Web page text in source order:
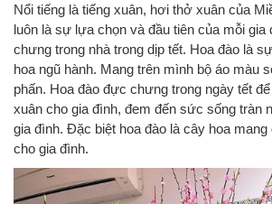
Nổi tiếng là tiếng xuân, hơi thở xuân của
luôn là sự lựa chọn và đầu tiên của mỗi
chưng trong nhà trong dịp tết. Hoa đào là
hoa ngũ hành. Mang trên mình bộ áo màu
phấn. Hoa đào đực chưng trong ngày tết
xuân cho gia đình, đem đến sức sống tràn
gia đình. Đặc biệt hoa đào là cây hoa
cho gia đình.